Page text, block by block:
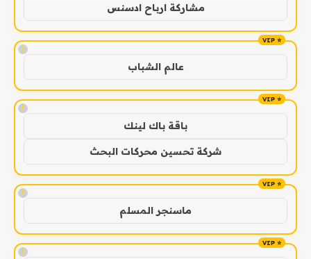
مشاركة ارباح ادسنس
!
عالم الشباب
!
باقة باك لينك
شركة تحسين محركات البحث
!
ماسنجر المسلم
!